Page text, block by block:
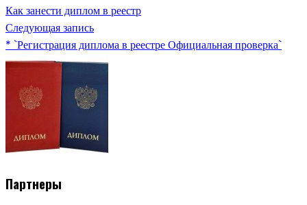
Как занести диплом в реестр
Следующая запись
* `Регистрация диплома в реестре Официальная проверка`
Партнеры